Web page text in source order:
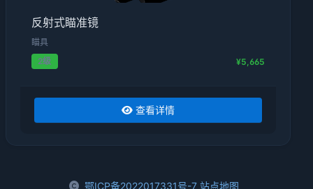
反射式瞄准镜
瞄具
2级
¥5,665
查看详情
鄂ICP备2022017331号-7 站点地图